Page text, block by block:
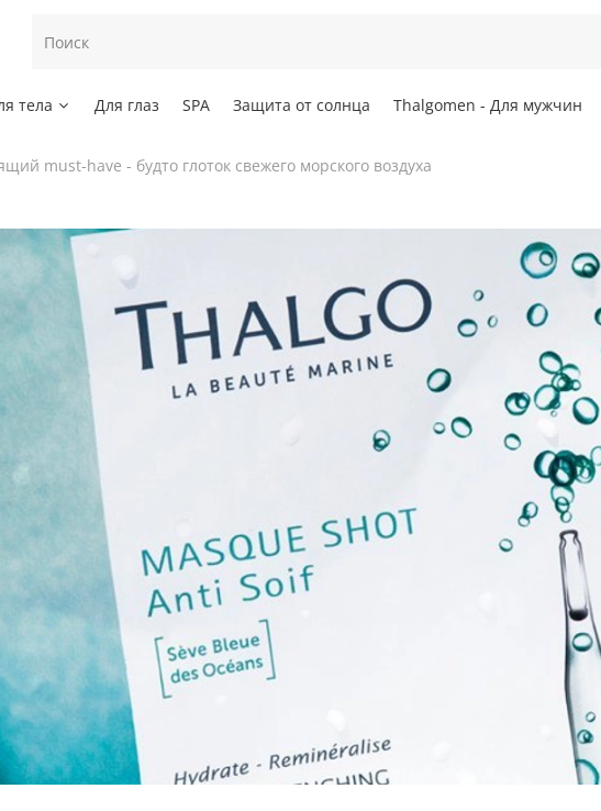
тела Для глаз SPA Защита от солнца Thalgomen - Для мужчин
must-have - будто глоток свежего морского воздуха